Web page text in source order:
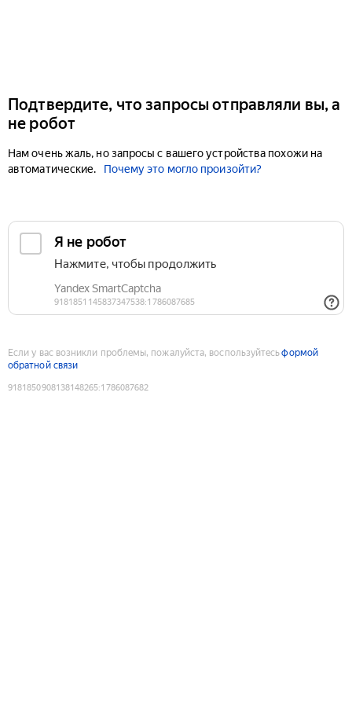
Подтвердите, что запросы отправляли вы, а
не робот
Нам очень жаль, но запросы с вашего устройства похожи на
автоматические.
Почему это могло произойти?
Если у вас возникли проблемы, пожалуйста, воспользуйтесьформой
обратной связи
9181850908138148265:1786087682